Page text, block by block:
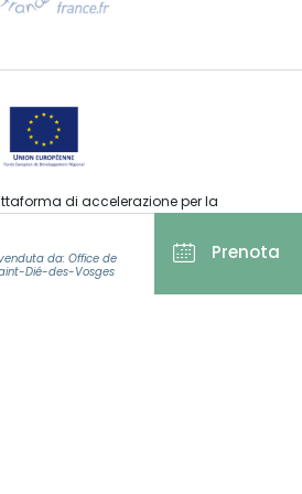
da: Office de
Dié-des-Vosges
Prenota
per e-mail
di accelerazione per la
offerte turistiche, sportive, culturali
Est è stato finanziato dal FEDER
dell’Unione Europea alla pandemia
da COVID-19.